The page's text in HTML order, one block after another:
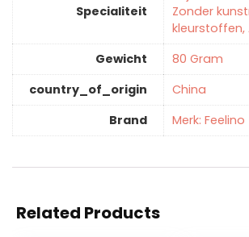
Specialiteit
Zonder
kleurstoffen,
Gewicht
‎80 Gram
country_of_origin
‎China
Brand
Merk: Feelino
Related Products